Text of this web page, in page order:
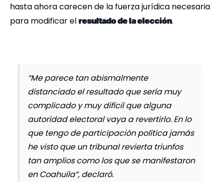
hasta ahora carecen de la fuerza jurídica necesaria
para modificar el resultado de la elección.
“Me parece tan abismalmente
distanciado el resultado que sería muy
complicado y muy difícil que alguna
autoridad electoral vaya a revertirlo. En lo
que tengo de participación política jamás
he visto que un tribunal revierta triunfos
tan amplios como los que se manifestaron
en Coahuila”, declaró.